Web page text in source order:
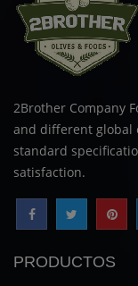
2Brother Company
and different global
standard
satisfaction.
PRODUCTOS